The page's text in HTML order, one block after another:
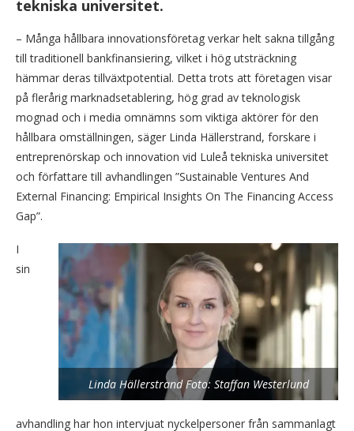
tekniska universitet.
– Många hållbara innovationsföretag verkar helt sakna tillgång
till traditionell bankfinansiering, vilket i hög utsträckning
hämmar deras tillväxtpotential. Detta trots att företagen visar
på flerårig marknadsetablering, hög grad av teknologisk
mognad och i media omnämns som viktiga aktörer för den
hållbara omställningen, säger Linda Hällerstrand, forskare i
entreprenörskap och innovation vid Luleå tekniska universitet
och författare till avhandlingen ”Sustainable Ventures And
External Financing: Empirical Insights On The Financing Access
Gap”.
Linda Hällerstrand Foto: Staffan Westerlund
I
sin
avhandling har hon intervjuat nyckelpersoner från sammanlagt